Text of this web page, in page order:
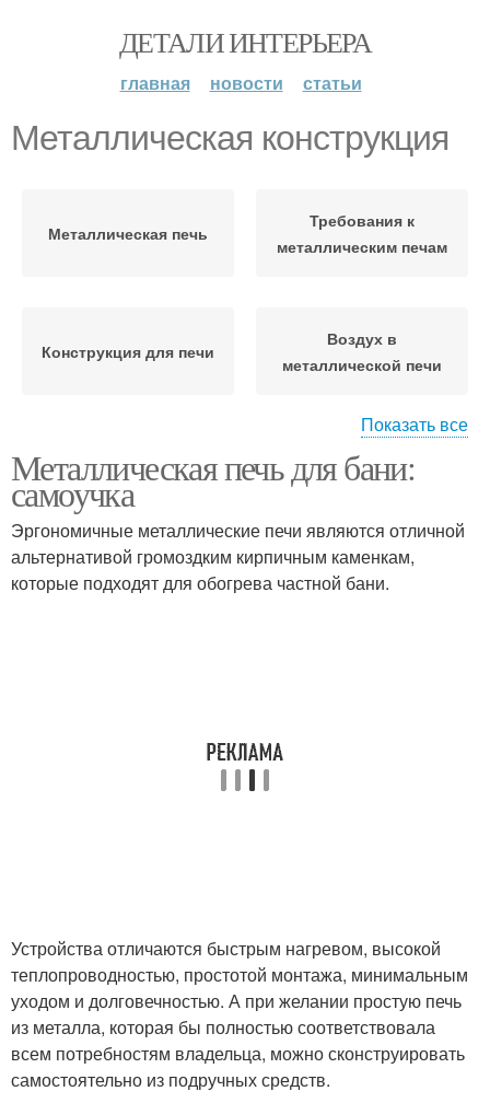
ДЕТАЛИ ИНТЕРЬЕРА
главная новости статьи
Металлическая конструкция
Металлическая печь
Требования к
металлическим печам
Конструкция для печи
Воздух в
металлической печи
Металлическая дверь
Показать все
Металлическая печь для бани:
самоучка
Эргономичные металлические печи являются отличной
альтернативой громоздким кирпичным каменкам,
которые подходят для обогрева частной бани.
Устройства отличаются быстрым нагревом, высокой
теплопроводностью, простотой монтажа, минимальным
уходом и долговечностью. А при желании простую печь
из металла, которая бы полностью соответствовала
всем потребностям владельца, можно сконструировать
самостоятельно из подручных средств.